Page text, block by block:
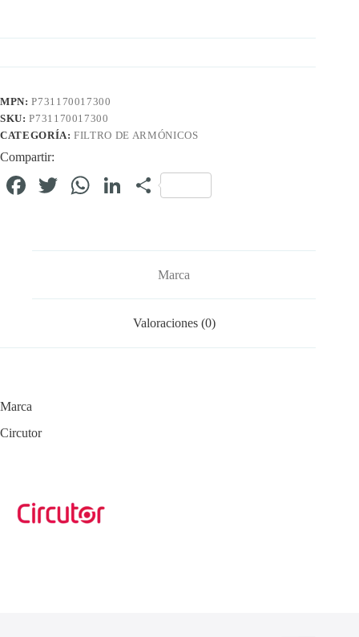
MPN:P731170017300
SKU:P731170017300
CATEGORÍA:FILTRO DE ARMÓNICOS
Compartir:
Fa T
W
Li C
rti
r
Marca
Valoraciones (0)
Marca
Circutor